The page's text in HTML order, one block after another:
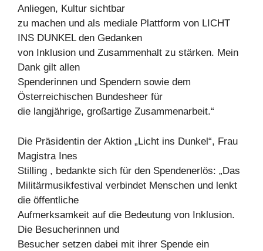
Anliegen, Kultur sichtbar
zu machen und als mediale Plattform von LICHT
INS DUNKEL den Gedanken
von Inklusion und Zusammenhalt zu stärken. Mein
Dank gilt allen
Spenderinnen und Spendern sowie dem
Österreichischen Bundesheer für
die langjährige, großartige Zusammenarbeit.“
Die Präsidentin der Aktion „Licht ins Dunkel“, Frau
Magistra Ines
Stilling , bedankte sich für den Spendenerlös: „Das
Militärmusikfestival verbindet Menschen und lenkt
die öffentliche
Aufmerksamkeit auf die Bedeutung von Inklusion.
Die Besucherinnen und
Besucher setzen dabei mit ihrer Spende ein